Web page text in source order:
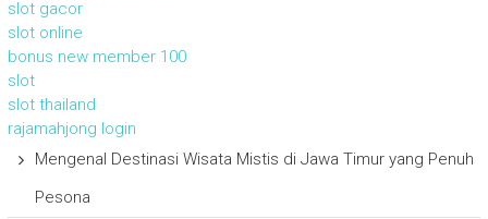
slot gacor
slot online
bonus new member 100
slot
slot thailand
rajamahjong login
Mengenal Destinasi Wisata Mistis di Jawa Timur yang Penuh
Pesona